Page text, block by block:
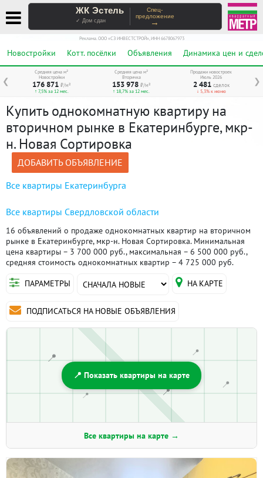
ЖК Эстель
✓ Дом сдан
Спец-
предложение
→
Реклама. ООО «СЗ ИНВЕСТСТРОЙ», ИНН 6678067973
Новостройки Котт. посёлки Объявления Динамика цен и
❮ ❯
Средняя цена м²
Новостройки
176 871 ₽/м²
↑ 7,5% за 12 мес.
Средняя цена м²
Вторичка
153 978 ₽/м²
↑ 18,7% за 12 мес.
Продажи новостроек
Июль 2026
2 481 сделок
↓ 5,3% к июню
Купить однокомнатную квартиру на
вторичном рынке в Екатеринбурге, мкр-
н. Новая Сортировка
ДОБАВИТЬ ОБЪЯВЛЕНИЕ
Все квартиры Екатеринбурга
Все квартиры Свердловской области
16 объявлений о продаже однокомнатных квартир на вторичном
рынке в Екатеринбурге, мкр-н. Новая Сортировка. Минимальная
цена квартиры – 3 700 000 руб., максимальная – 6 500 000 руб.,
средняя стоимость однокомнатных квартир – 4 725 000 руб.
ПАРАМЕТРЫ
НА КАРТЕ
ПОДПИСАТЬСЯ НА НОВЫЕ ОБЪЯВЛЕНИЯ
📍 📍
📍
📍
📍
📍 Показать квартиры на карте
Все квартиры на карте →